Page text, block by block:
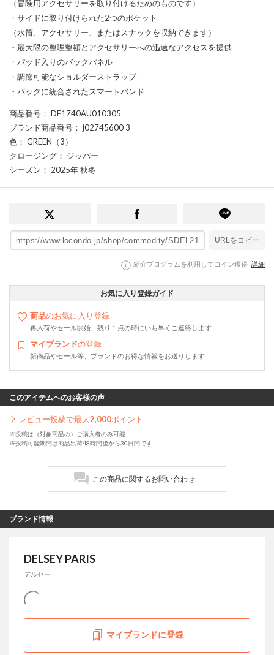
（冒険用アクセサリーを取り付けるためのものです）
・サイドに取り付けられた2つのポケット
（水筒、アクセサリー、またはスナックを収納できます）
・最大限の整理整頓とアクセサリーへの迅速なアクセスを提供
・パッド入りのバックパネル
・調節可能なショルダーストラップ
・バックに統合されたスマートバンド
商品番号 ： DE1740AU010305
ブランド商品番号 ： j02745600 3
色 ： GREEN（3）
クロージング ： ジッパー
シーズン ： 2025年 秋冬
URLをコピー
紹介プログラムを利用してコイン獲得 詳細
お気に入り登録ガイド
商品のお気に入り登録
再入荷やセール開始、残り１点の時にいち早くご連絡します
マイブランドの登録
新商品やセール等、ブランドのお得な情報をお送りします
このアイテムへのお客様の声
レビュー投稿で最大2,000ポイント
※投稿は（対象商品の）ご購入者のみ可能
※投稿可能期間は商品出荷48時間後から30日間です
この商品に関するお問い合わせ
ブランド情報
DELSEY PARIS
デルセー
マイブランドに登録